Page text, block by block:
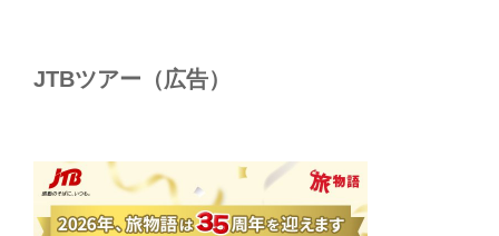
JTBツアー（広告）